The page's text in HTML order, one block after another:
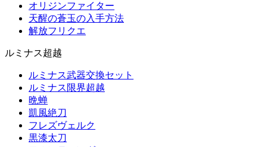
オリジンファイター
天醒の蒼玉の入手方法
解放フリクエ
ルミナス超越
ルミナス武器交換セット
ルミナス限界超越
晩蝉
凱風絶刀
フレズヴェルク
黒漆太刀